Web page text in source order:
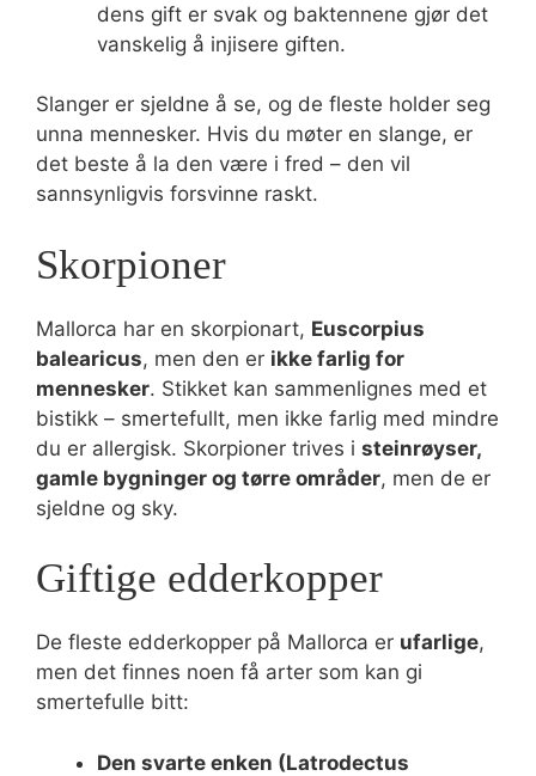
dens gift er svak og baktennene gjør det
vanskelig å injisere giften.
Slanger er sjeldne å se, og de fleste holder seg
unna mennesker. Hvis du møter en slange, er
det beste å la den være i fred – den vil
sannsynligvis forsvinne raskt.
Skorpioner
Mallorca har en skorpionart, Euscorpius
balearicus, men den er ikke farlig for
mennesker. Stikket kan sammenlignes med et
bistikk – smertefullt, men ikke farlig med mindre
du er allergisk. Skorpioner trives i steinrøyser,
gamle bygninger og tørre områder, men de er
sjeldne og sky.
Giftige edderkopper
De fleste edderkopper på Mallorca er ufarlige,
men det finnes noen få arter som kan gi
smertefulle bitt:
Den svarte enken (Latrodectus